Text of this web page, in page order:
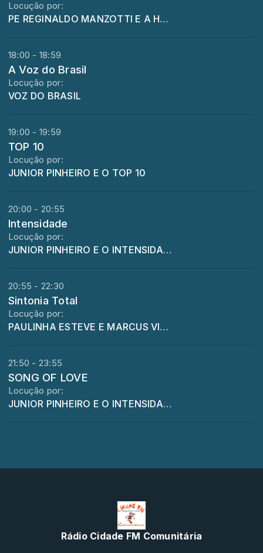
Locução por:
PE REGINALDO MANZOTTI E A HORA DO ANGELUS
18:00 - 18:59
A Voz do Brasil
Locução por:
VOZ DO BRASIL
19:00 - 19:59
TOP 10
Locução por:
JUNIOR PINHEIRO E O TOP 10
20:00 - 20:55
Intensidade
Locução por:
JUNIOR PINHEIRO E O INTENSIDADE
20:55 - 22:30
Sintonia Total
Locução por:
PAULINHA ESTEVE E MARCUS VINICIUS E O SINTONIA TOTAL
21:50 - 23:55
SONG OF LOVE
Locução por:
JUNIOR PINHEIRO E O INTENSIDADE
Rádio Cidade FM Comunitária